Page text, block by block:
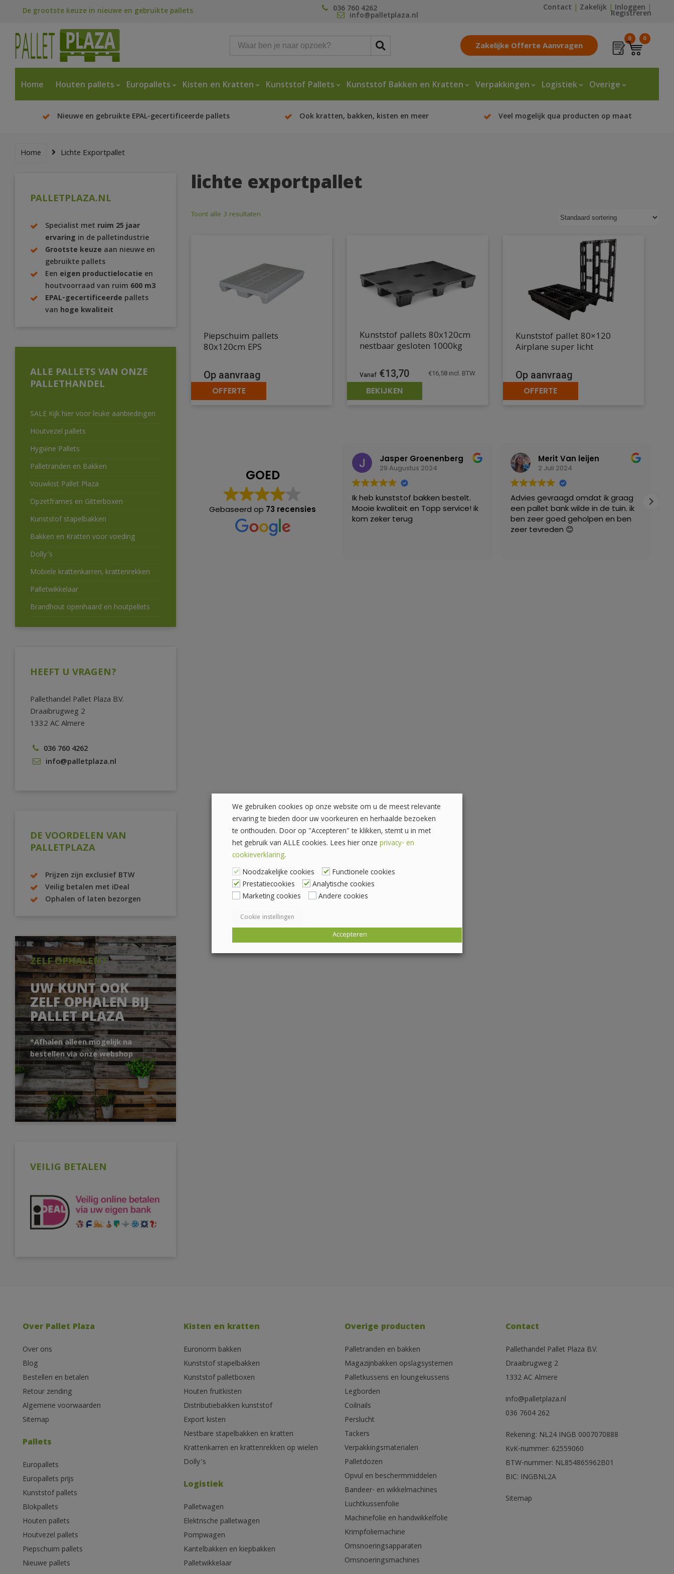
De grootste keuze in nieuwe en gebruikte pallets 036 760 4262
info@palletplaza.nl
Contact | Zakelijk |Inloggen |
Registreren
Zakelijke Offerte Aanvragen
0 0
Home Houten pallets Europallets Kisten en Kratten Kunststof Pallets Kunststof Bakken en Kratten Verpakkingen Logistiek Overige
Nieuwe en gebruikte EPAL-gecertificeerde pallets Ook kratten, bakken, kisten en meer Veel mogelijk qua producten op maat
Home Lichte Exportpallet
PALLETPLAZA.NL
Specialist met ruim 25 jaar
ervaring in de palletindustrie
Grootste keuze aan nieuwe en
gebruikte pallets
Een eigen productielocatie en
houtvoorraad van ruim 600 m3
EPAL-gecertificeerde pallets
van hoge kwaliteit
ALLE PALLETS VAN ONZE
PALLETHANDEL
SALE Kijk hier voor leuke aanbiedingen
Houtvezel pallets
Hygiëne Pallets
Palletranden en Bakken
Vouwkist Pallet Plaza
Opzetframes en Gitterboxen
Kunststof stapelbakken
Bakken en Kratten voor voeding
Dolly’s
Mobiele krattenkarren, krattenrekken
Palletwikkelaar
Brandhout openhaard en houtpellets
HEEFT U VRAGEN?
Pallethandel Pallet Plaza B.V.
Draaibrugweg 2
1332 AC Almere
036 760 4262
info@palletplaza.nl
DE VOORDELEN VAN
PALLETPLAZA
Prijzen zijn exclusief BTW
Veilig betalen met iDeal
Ophalen of laten bezorgen
ZELF OPHALEN?
UW KUNT OOK
ZELF OPHALEN BIJ
PALLET PLAZA
*Afhalen alleen mogelijk na
bestellen via onze webshop
VEILIG BETALEN
lichte exportpallet
Toont alle 3 resultaten
Piepschuim pallets
80x120cm EPS
Op aanvraag
OFFERTE
Kunststof pallets 80x120cm
nestbaar gesloten 1000kg
€13,70 €16,58incl. BTW
BEKIJKEN
Kunststof pallet 80×120
Airplane super licht
Op aanvraag
OFFERTE
GOED
Gebaseerd op 73 recensies
Jasper Groenenberg
29 Augustus 2024
Ik heb kunststof bakken bestelt.
Mooie kwaliteit en Topp service! ik
kom zeker terug
Merit Van leijen
2 Juli 2024
Advies gevraagd omdat ik graag
een pallet bank wilde in de tuin. ik
ben zeer goed geholpen en ben
zeer tevreden 😊
Over Pallet Plaza
Over ons
Blog
Bestellen en betalen
Retour zending
Algemene voorwaarden
Sitemap
Pallets
Europallets
Europallets prijs
Kunststof pallets
Blokpallets
Houten pallets
Houtvezel pallets
Piepschuim pallets
Nieuwe pallets
Kisten en kratten
Euronorm bakken
Kunststof stapelbakken
Kunststof palletboxen
Houten fruitkisten
Distributiebakken kunststof
Export kisten
Nestbare stapelbakken en kratten
Krattenkarren en krattenrekken op wielen
Dolly’s
Logistiek
Palletwagen
Elektrische palletwagen
Pompwagen
Kantelbakken en kiepbakken
Palletwikkelaar
Overige producten
Palletranden en bakken
Magazijnbakken opslagsystemen
Palletkussens en loungekussens
Legborden
Coilnails
Perslucht
Tackers
Verpakkingsmaterialen
Palletdozen
Opvul en beschermmiddelen
Bandeer- en wikkelmachines
Luchtkussenfolie
Machinefolie en handwikkelfolie
Krimpfoliemachine
Omsnoeringsapparaten
Omsnoeringsmachines
Contact
Pallethandel Pallet Plaza B.V.
Draaibrugweg 2
1332 AC Almere
info@palletplaza.nl
036 7604 262
Rekening: NL24 INGB 0007070888
KvK-nummer: 62559060
BTW-nummer: NL854865962B01
BIC: INGBNL2A
Sitemap
We gebruiken cookies op onze website om u de meest relevante
ervaring te bieden door uw voorkeuren en herhaalde bezoeken
te onthouden. Door op "Accepteren" te klikken, stemt u in met
het gebruik van ALLE cookies. Lees hier onze privacy- en
cookieverklaring.
Noodzakelijke cookies
Functionele cookies
Prestatiecookies
Analytische cookies
Marketing cookies
Andere cookies
Cookie instellingen
Accepteren